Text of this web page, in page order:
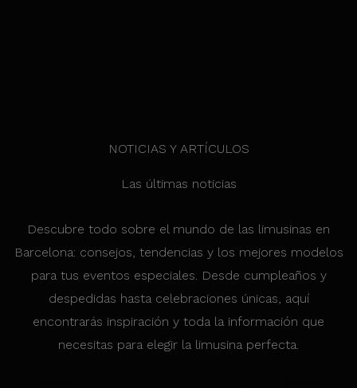
NOTICIAS Y ARTÍCULOS
Las últimas noticias
Descubre todo sobre el mundo de las limusinas en
Barcelona: consejos, tendencias y los mejores modelos
para tus eventos especiales. Desde cumpleaños y
despedidas hasta celebraciones únicas, aquí
encontrarás inspiración y toda la información que
necesitas para elegir la limusina perfecta.